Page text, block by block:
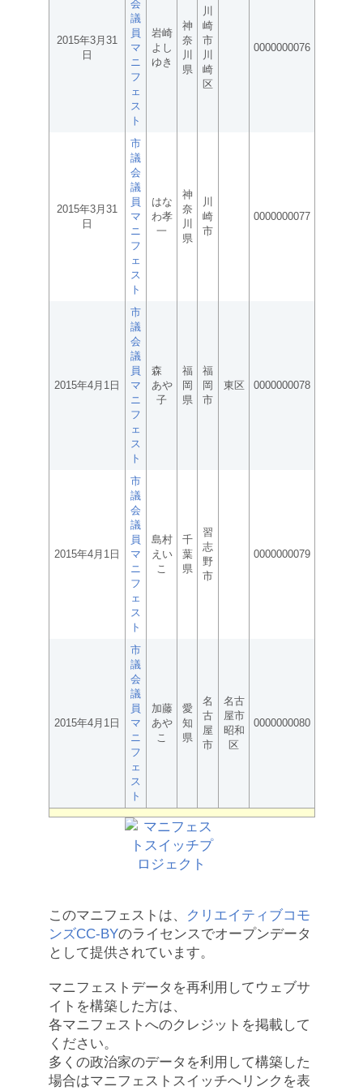
2015年3月31
日
会
議
員
マ
ニ
フ
ェ
ス
ト
岩崎
よし
ゆき
神
奈
川
県
川
崎
市
川
崎
区
0000000076
2015年3月31
日
市
議
会
議
員
マ
ニ
フ
ェ
ス
ト
はな
わ孝
一
神
奈
川
県
川
崎
市
0000000077
2015年4月1日
市
議
会
議
員
マ
ニ
フ
ェ
ス
ト
森
あや
子
福
岡
県
福
岡
市
東区 0000000078
2015年4月1日
市
議
会
議
員
マ
ニ
フ
ェ
ス
ト
島村
えい
こ
千
葉
県
習
志
野
市
0000000079
2015年4月1日
市
議
会
議
員
マ
ニ
フ
ェ
ス
ト
加藤
あや
こ
愛
知
県
名
古
屋
市
名古
屋市
昭和
区
0000000080
このマニフェストは、
クリエイティブコモ
ンズCC-BYのライセンスでオープンデータ
として提供されています。
マニフェストデータを再利用してウェブサ
イトを構築した方は、
各マニフェストへのクレジットを掲載して
ください。
多くの政治家のデータを利用して構築した
場合はマニフェストスイッチへリンクを表